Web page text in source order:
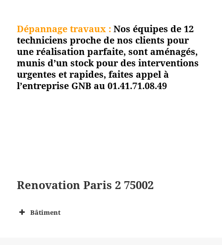
Dépannage travaux : Nos équipes de 12
techniciens proche de nos clients pour
une réalisation parfaite, sont aménagés,
munis d’un stock pour des interventions
urgentes et rapides, faites appel à
l’entreprise GNB au 01.41.71.08.49
Renovation Paris 2 75002
Bâtiment